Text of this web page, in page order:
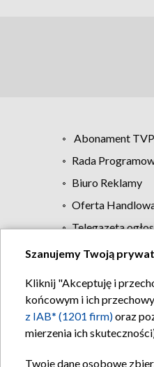
Abonament TVP
Rada
Biuro Reklamy
Oferta
Telegazeta
Szanujemy Twoją
Kliknij "Akceptuję i
końcowym i ich
z IAB* (1201 firm)oraz
mierzenia ich
Twoje dane osobowe